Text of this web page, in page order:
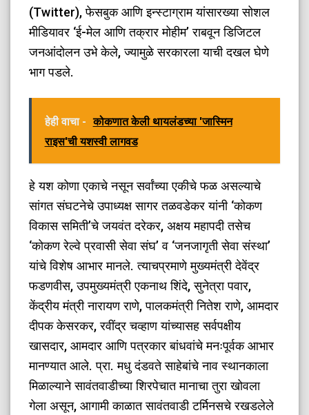
(Twitter), फेसबुक आणि इन्स्टाग्राम यांसारख्या सोशल
मीडियावर ‘ई-मेल आणि तक्रार मोहीम’ राबवून डिजिटल
जनआंदोलन उभे केले, ज्यामुळे सरकारला याची दखल घेणे
भाग पडले.
हेही वाचा - कोकणात केली थायलंडच्या 'जास्मिन
राइस'ची यशस्वी लागवड
​हे यश कोणा एकाचे नसून सर्वांच्या एकीचे फळ असल्याचे
सांगत संघटनेचे उपाध्यक्ष सागर तळवडेकर यांनी ‘कोकण
विकास समिती’चे जयवंत दरेकर, अक्षय महापदी तसेच
‘कोकण रेल्वे प्रवासी सेवा संघ’ व ‘जनजागृती सेवा संस्था’
यांचे विशेष आभार मानले. त्याचप्रमाणे मुख्यमंत्री देवेंद्र
फडणवीस, उपमुख्यमंत्री एकनाथ शिंदे, सुनेत्रा पवार,
केंद्रीय मंत्री नारायण राणे, पालकमंत्री नितेश राणे, आमदार
दीपक केसरकर, रवींद्र चव्हाण यांच्यासह सर्वपक्षीय
खासदार, आमदार आणि पत्रकार बांधवांचे मनःपूर्वक आभार
मानण्यात आले. प्रा. मधु दंडवते साहेबांचे नाव स्थानकाला
मिळाल्याने सावंतवाडीच्या शिरपेचात मानाचा तुरा खोवला
गेला असून, आगामी काळात सावंतवाडी टर्मिनसचे रखडलेले